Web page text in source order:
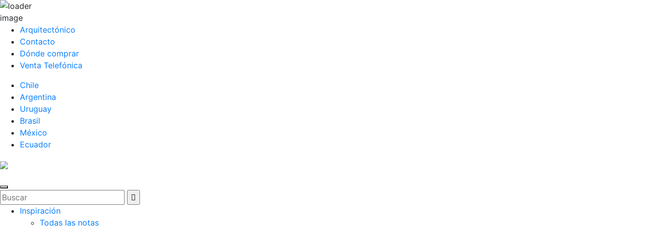
Arquitectónico
Contacto
Dónde comprar
Venta Telefónica
Chile
Argentina
Uruguay
Brasil
México
Ecuador
Inspiración
Todas las notas